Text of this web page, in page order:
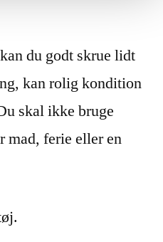
du godt skrue lidt
kan rolig kondition
skal ikke bruge
mad, ferie eller en